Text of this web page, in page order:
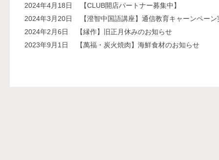
2024年4月18日
【CLUB開店パートナー募集中】
2024年3月20日
【澄智中国語講座】通信教育キャーンペー
2024年2月6日
【縁作】旧正月休みのお知らせ
2023年9月1日
【萬福・炭火焼肉】海鮮食材のお知らせ